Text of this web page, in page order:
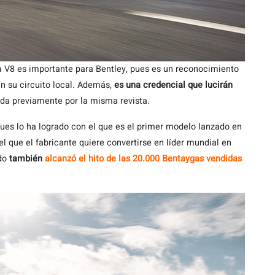
es importante para Bentley, pues es un reconocimiento
su circuito local. Además,es una credencial que lucirán
previamente por la misma revista.
lo ha logrado con el que es el primer modelo lanzado en
que el fabricante quiere convertirse en líder mundial en
tambiénalcanzó el hito de las 20.000 Bentaygas vendidas